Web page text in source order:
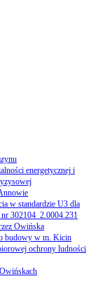
energetycznej i
w standardzie U3 dla
302104_2.0004.231
Owińska
budowy w m. Kicin
ochrony ludności